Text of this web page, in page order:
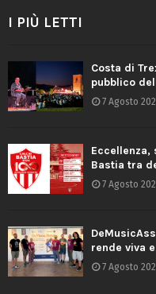
I PIÙ LETTI
Costa di
pubblico
7 Agosto
Bastia tra
7 Agosto
rende viva
7 Agosto